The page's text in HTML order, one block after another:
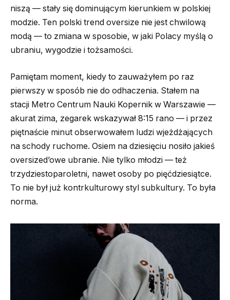
niszą — stały się dominującym kierunkiem w polskiej
modzie. Ten polski trend oversize nie jest chwilową
modą — to zmiana w sposobie, w jaki Polacy myślą o
ubraniu, wygodzie i tożsamości.
Pamiętam moment, kiedy to zauważyłem po raz
pierwszy w sposób nie do odhaczenia. Stałem na
stacji Metro Centrum Nauki Kopernik w Warszawie —
akurat zima, zegarek wskazywał 8:15 rano — i przez
piętnaście minut obserwowałem ludzi wjeżdżających
na schody ruchome. Osiem na dziesięciu nosiło jakieś
oversized’owe ubranie. Nie tylko młodzi — też
trzydziestoparoletni, nawet osoby po pięćdziesiątce.
To nie był już kontrkulturowy styl subkultury. To była
norma.